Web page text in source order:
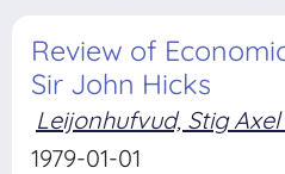
Review of
Sir John Hicks
Leijonhufvud, Stig
1979-01-01